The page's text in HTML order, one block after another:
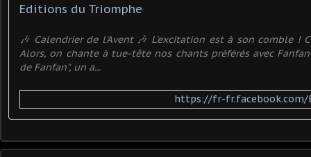
Editions du Triomphe
🎶 Calendrier de l'Avent 🎶 L'excitation est à son comble !
Alors, on chante à tue-tête nos chants préférés avec
de Fanfan", un a...
https://fr-